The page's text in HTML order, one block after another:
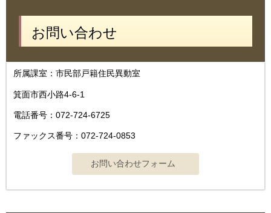
お問い合わせ
所属課室：市民部戸籍住民異動室
箕面市西小路4‐6‐1
電話番号：072-724-6725
ファックス番号：072-724-0853